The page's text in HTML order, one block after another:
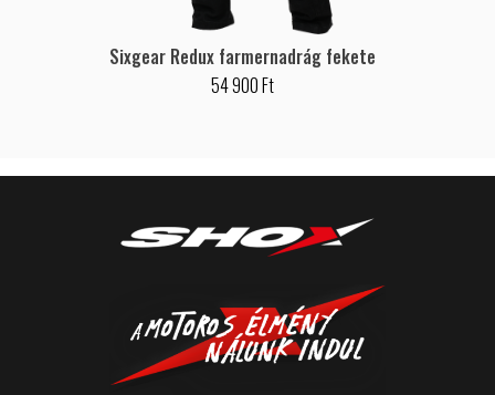
Sixgear Redux farmernadrág fekete
54 900 Ft